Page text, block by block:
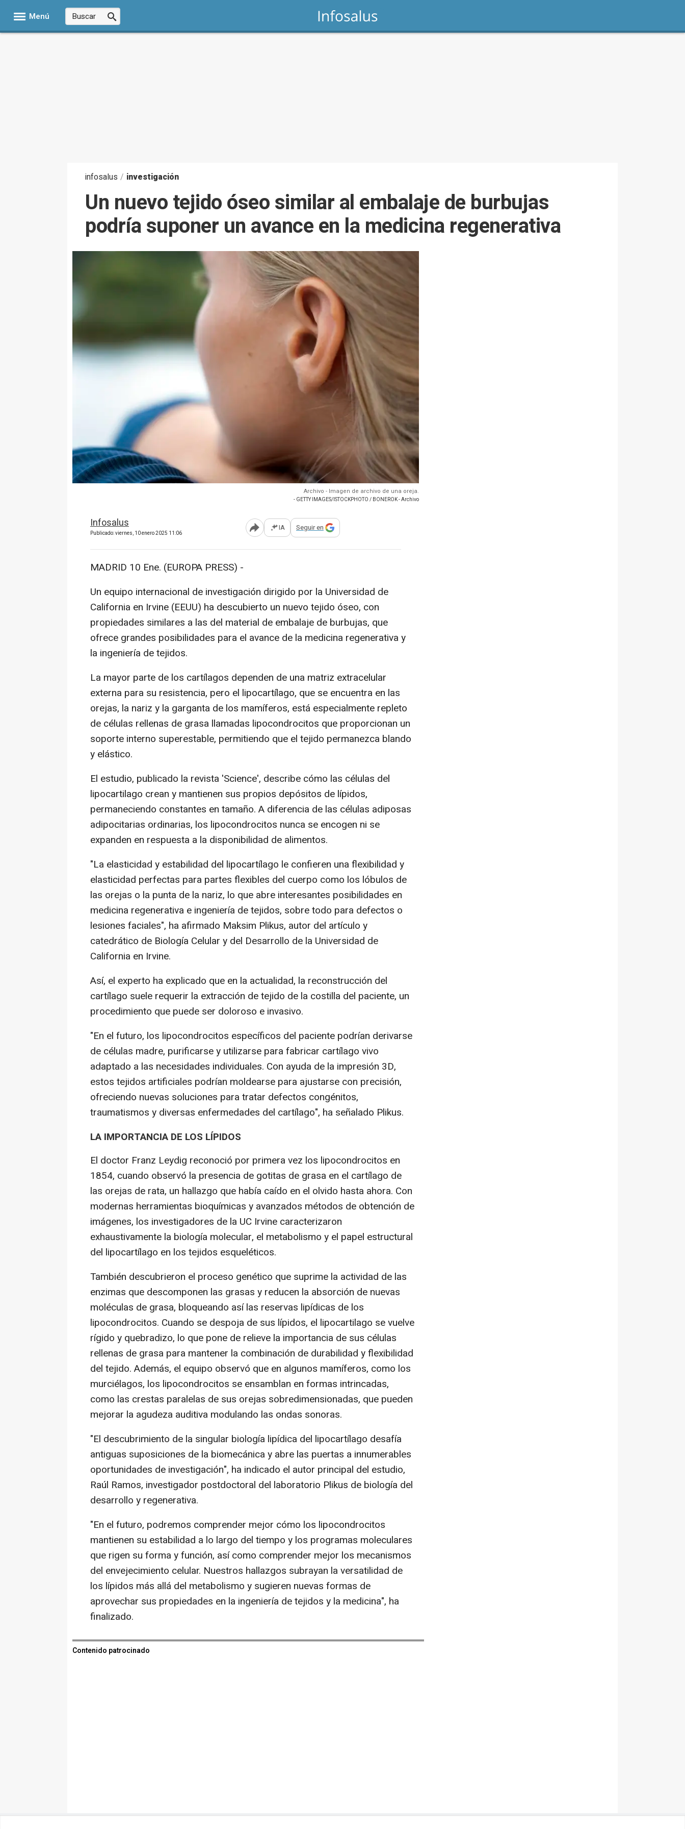
Menú
infosalus / investigación
Un nuevo tejido óseo similar al embalaje de burbujas
podría suponer un avance en la medicina regenerativa
Archivo - Imagen de archivo de una oreja.
- GETTY IMAGES/ISTOCKPHOTO / BONEROK - Archivo
Infosalus
Publicado: viernes, 10 enero 2025 11:06 Abrir opciones para compartir
IA Seguir en
MADRID 10 Ene. (EUROPA PRESS) -
Un equipo internacional de investigación dirigido por la Universidad de
California en Irvine (EEUU) ha descubierto un nuevo tejido óseo, con
propiedades similares a las del material de embalaje de burbujas, que
ofrece grandes posibilidades para el avance de la medicina regenerativa y
la ingeniería de tejidos.
La mayor parte de los cartílagos dependen de una matriz extracelular
externa para su resistencia, pero el lipocartílago, que se encuentra en las
orejas, la nariz y la garganta de los mamíferos, está especialmente repleto
de células rellenas de grasa llamadas lipocondrocitos que proporcionan un
soporte interno superestable, permitiendo que el tejido permanezca blando
y elástico.
El estudio, publicado la revista 'Science', describe cómo las células del
lipocartilago crean y mantienen sus propios depósitos de lípidos,
permaneciendo constantes en tamaño. A diferencia de las células adiposas
adipocitarias ordinarias, los lipocondrocitos nunca se encogen ni se
expanden en respuesta a la disponibilidad de alimentos.
"La elasticidad y estabilidad del lipocartílago le confieren una flexibilidad y
elasticidad perfectas para partes flexibles del cuerpo como los lóbulos de
las orejas o la punta de la nariz, lo que abre interesantes posibilidades en
medicina regenerativa e ingeniería de tejidos, sobre todo para defectos o
lesiones faciales", ha afirmado Maksim Plikus, autor del artículo y
catedrático de Biología Celular y del Desarrollo de la Universidad de
California en Irvine.
Así, el experto ha explicado que en la actualidad, la reconstrucción del
cartílago suele requerir la extracción de tejido de la costilla del paciente, un
procedimiento que puede ser doloroso e invasivo.
"En el futuro, los lipocondrocitos específicos del paciente podrían derivarse
de células madre, purificarse y utilizarse para fabricar cartílago vivo
adaptado a las necesidades individuales. Con ayuda de la impresión 3D,
estos tejidos artificiales podrían moldearse para ajustarse con precisión,
ofreciendo nuevas soluciones para tratar defectos congénitos,
traumatismos y diversas enfermedades del cartílago", ha señalado Plikus.
LA IMPORTANCIA DE LOS LÍPIDOS
El doctor Franz Leydig reconoció por primera vez los lipocondrocitos en
1854, cuando observó la presencia de gotitas de grasa en el cartílago de
las orejas de rata, un hallazgo que había caído en el olvido hasta ahora. Con
modernas herramientas bioquímicas y avanzados métodos de obtención de
imágenes, los investigadores de la UC Irvine caracterizaron
exhaustivamente la biología molecular, el metabolismo y el papel estructural
del lipocartílago en los tejidos esqueléticos.
También descubrieron el proceso genético que suprime la actividad de las
enzimas que descomponen las grasas y reducen la absorción de nuevas
moléculas de grasa, bloqueando así las reservas lipídicas de los
lipocondrocitos. Cuando se despoja de sus lípidos, el lipocartilago se vuelve
rígido y quebradizo, lo que pone de relieve la importancia de sus células
rellenas de grasa para mantener la combinación de durabilidad y flexibilidad
del tejido. Además, el equipo observó que en algunos mamíferos, como los
murciélagos, los lipocondrocitos se ensamblan en formas intrincadas,
como las crestas paralelas de sus orejas sobredimensionadas, que pueden
mejorar la agudeza auditiva modulando las ondas sonoras.
"El descubrimiento de la singular biología lipídica del lipocartílago desafía
antiguas suposiciones de la biomecánica y abre las puertas a innumerables
oportunidades de investigación", ha indicado el autor principal del estudio,
Raúl Ramos, investigador postdoctoral del laboratorio Plikus de biología del
desarrollo y regenerativa.
"En el futuro, podremos comprender mejor cómo los lipocondrocitos
mantienen su estabilidad a lo largo del tiempo y los programas moleculares
que rigen su forma y función, así como comprender mejor los mecanismos
del envejecimiento celular. Nuestros hallazgos subrayan la versatilidad de
los lípidos más allá del metabolismo y sugieren nuevas formas de
aprovechar sus propiedades en la ingeniería de tejidos y la medicina", ha
finalizado.
Contenido patrocinado